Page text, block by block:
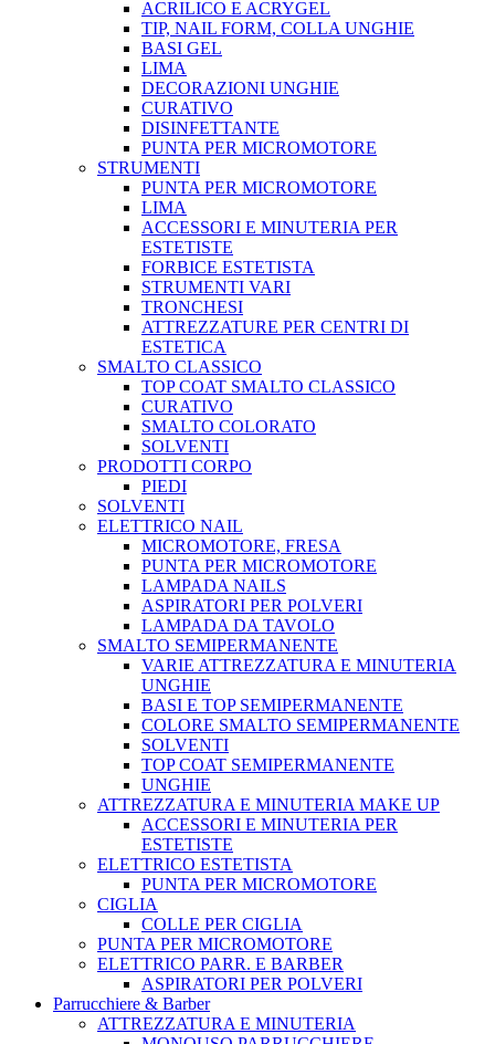
ACRILICO E ACRYGEL
TIP, NAIL FORM, COLLA UNGHIE
BASI GEL
LIMA
DECORAZIONI UNGHIE
CURATIVO
DISINFETTANTE
PUNTA PER MICROMOTORE
STRUMENTI
PUNTA PER MICROMOTORE
LIMA
ACCESSORI E MINUTERIA PER
ESTETISTE
FORBICE ESTETISTA
STRUMENTI VARI
TRONCHESI
ATTREZZATURE PER CENTRI DI
ESTETICA
SMALTO CLASSICO
TOP COAT SMALTO CLASSICO
CURATIVO
SMALTO COLORATO
SOLVENTI
PRODOTTI CORPO
PIEDI
SOLVENTI
ELETTRICO NAIL
MICROMOTORE, FRESA
PUNTA PER MICROMOTORE
LAMPADA NAILS
ASPIRATORI PER POLVERI
LAMPADA DA TAVOLO
SMALTO SEMIPERMANENTE
VARIE ATTREZZATURA E MINUTERIA
UNGHIE
BASI E TOP SEMIPERMANENTE
COLORE SMALTO SEMIPERMANENTE
SOLVENTI
TOP COAT SEMIPERMANENTE
UNGHIE
ATTREZZATURA E MINUTERIA MAKE UP
ACCESSORI E MINUTERIA PER
ESTETISTE
ELETTRICO ESTETISTA
PUNTA PER MICROMOTORE
CIGLIA
COLLE PER CIGLIA
PUNTA PER MICROMOTORE
ELETTRICO PARR. E BARBER
ASPIRATORI PER POLVERI
Parrucchiere & Barber
ATTREZZATURA E MINUTERIA